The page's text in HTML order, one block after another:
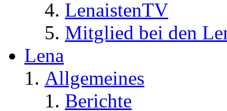
LenaistenTV
Mitglied bei den
Lena
Allgemeines
Berichte